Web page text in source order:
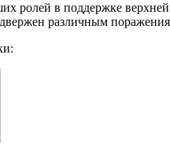
ролей в поддержке
различным